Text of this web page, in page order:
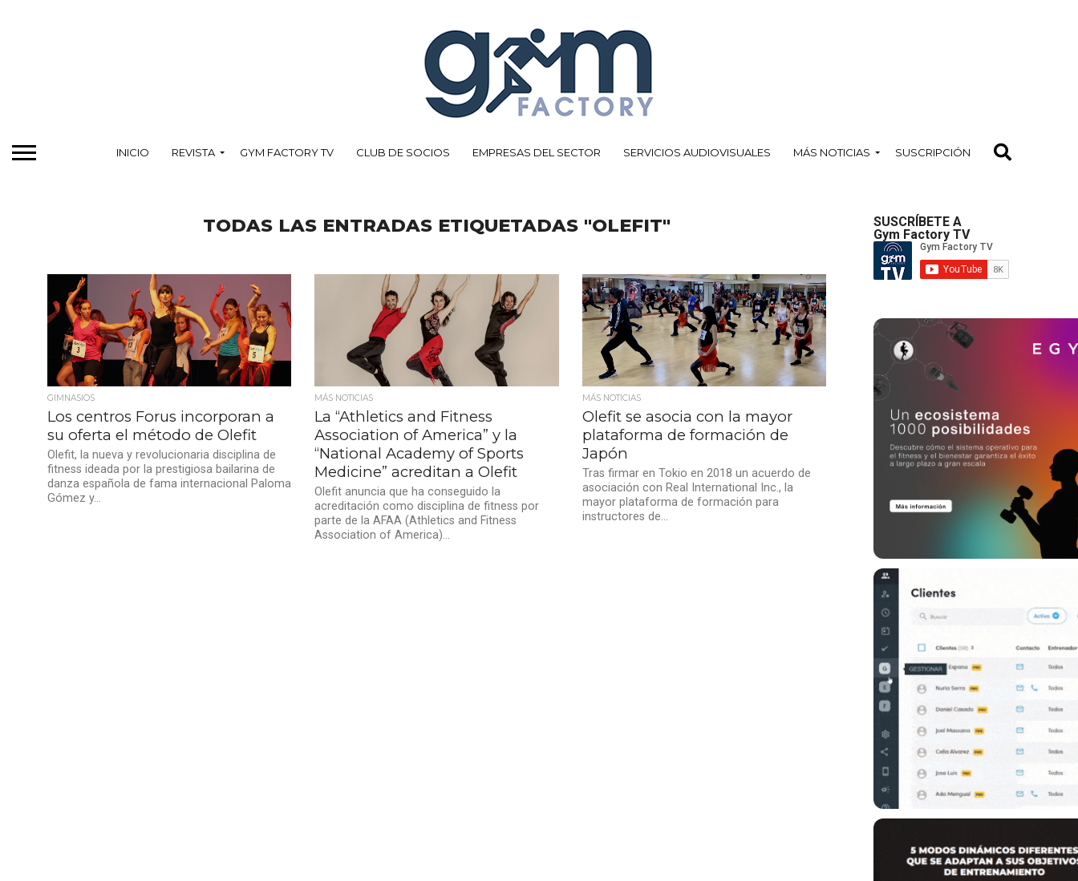
INICIO REVISTA GYM FACTORY TV CLUB DE SOCIOS EMPRESAS DEL SECTOR SERVICIOS AUDIOVISUALES MÁS NOTICIAS SUSCRIPCIÓN
TODAS LAS ENTRADAS ETIQUETADAS "OLEFIT"
GIMNASIOS
Los centros Forus incorporan a
su oferta el método de Olefit
Olefit, la nueva y revolucionaria disciplina de
fitness ideada por la prestigiosa bailarina de
danza española de fama internacional Paloma
Gómez y...
MÁS NOTICIAS
La “Athletics and Fitness
Association of America” y la
“National Academy of Sports
Medicine” acreditan a Olefit
Olefit anuncia que ha conseguido la
acreditación como disciplina de fitness por
parte de la AFAA (Athletics and Fitness
Association of America)...
MÁS NOTICIAS
Olefit se asocia con la mayor
plataforma de formación de
Japón
Tras firmar en Tokio en 2018 un acuerdo de
asociación con Real International Inc., la
mayor plataforma de formación para
instructores de...
SUSCRÍBETE A
Gym Factory TV